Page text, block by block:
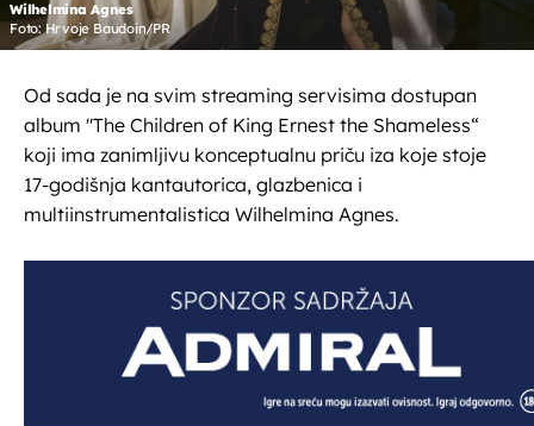
Wilhelmina Agnes
Foto: Hrvoje Baudoin/PR
Od sada je na svim streaming servisima dostupan
album "The Children of King Ernest the Shameless“
koji ima zanimljivu konceptualnu priču iza koje stoje
17-godišnja kantautorica, glazbenica i
multiinstrumentalistica Wilhelmina Agnes.